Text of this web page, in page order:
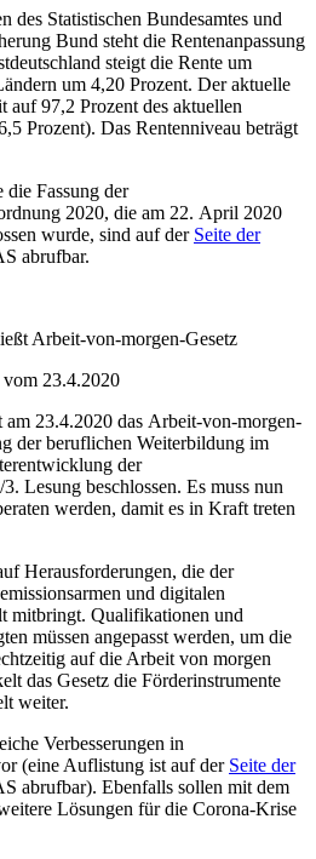
des Statistischen Bundesamtes und
Bund steht die Rentenanpassung
steigt die Rente um
um 4,20 Prozent. Der aktuelle
auf 97,2 Prozent des aktuellen
Prozent). Das Rentenniveau beträgt
Fassung der
2020, die am 22. April 2020
wurde, sind auf der Seite der
abrufbar.
Arbeit-von-morgen-Gesetz
23.4.2020
am 23.4.2020 das Arbeit-von-morgen-
der beruflichen Weiterbildung im
der
Lesung beschlossen. Es muss nun
werden, damit es in Kraft treten
Herausforderungen, die der
und digitalen
mitbringt. Qualifikationen und
müssen angepasst werden, um die
auf die Arbeit von morgen
das Gesetz die Förderinstrumente
weiter.
Verbesserungen in
(eine Auflistung ist auf der Seite der
abrufbar). Ebenfalls sollen mit dem
Lösungen für die Corona-Krise